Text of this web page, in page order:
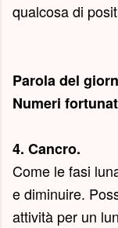
qualcosa di
Parola del
Numeri
4. Cancro.
Come le fasi
e diminuire.
attività per un